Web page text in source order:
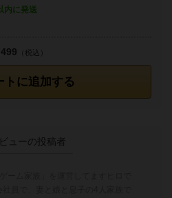
内に発送
トに追加する
（税込）
ューの投稿者